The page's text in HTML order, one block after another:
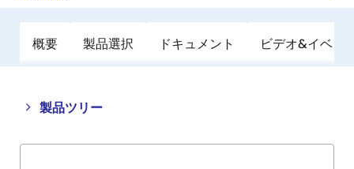
概要 製品選択 ドキュメント ビデオ&イベン
製品ツリー
Close
tree
Open
tree